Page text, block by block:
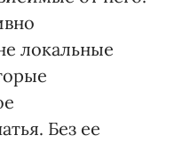
локальные
Без ее